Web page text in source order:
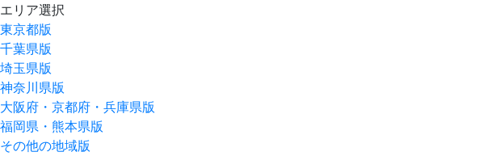
エリア選択
東京都版
千葉県版
埼玉県版
神奈川県版
大阪府・京都府・兵庫県版
福岡県・熊本県版
その他の地域版